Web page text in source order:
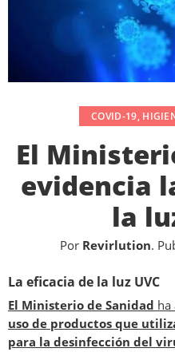
COVID-19,
El
evidencia
la
Por Revirlution.
La eficacia de la luz UVC
El Ministerio de Sanidad
uso de productos que
para la desinfección del